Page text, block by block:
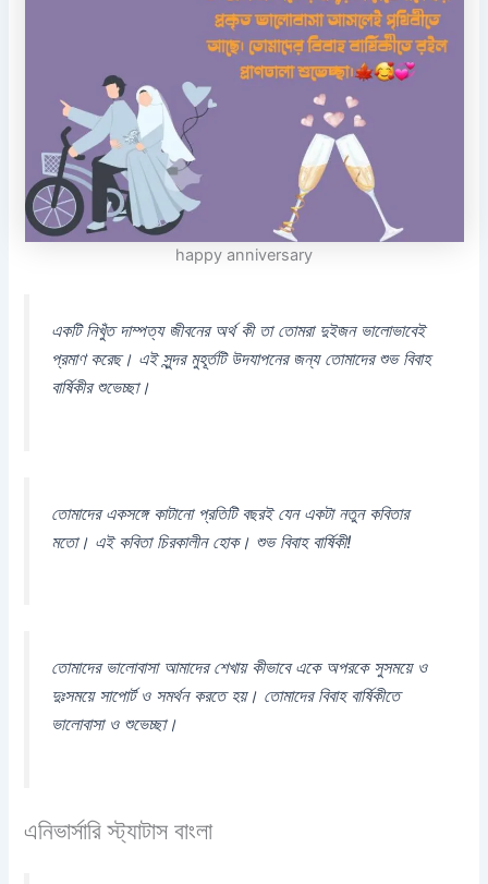
happy anniversary
একটি নিখুঁত দাম্পত্য জীবনের অর্থ কী তা তোমরা দুইজন ভালোভাবেই
প্রমাণ করেছ। এই সুন্দর মুহূর্তটি উদযাপনের জন্য তোমাদের শুভ বিবাহ
বার্ষিকীর শুভেচ্ছা।
তোমাদের একসঙ্গে কাটানো প্রতিটি বছরই যেন একটা নতুন কবিতার
মতো। এই কবিতা চিরকালীন হোক। শুভ বিবাহ বার্ষিকী!
তোমাদের ভালোবাসা আমাদের শেখায় কীভাবে একে অপরকে সুসময়ে ও
দুঃসময়ে সাপোর্ট ও সমর্থন করতে হয়। তোমাদের বিবাহ বার্ষিকীতে
ভালোবাসা ও শুভেচ্ছা।
এনিভার্সারি স্ট্যাটাস বাংলা